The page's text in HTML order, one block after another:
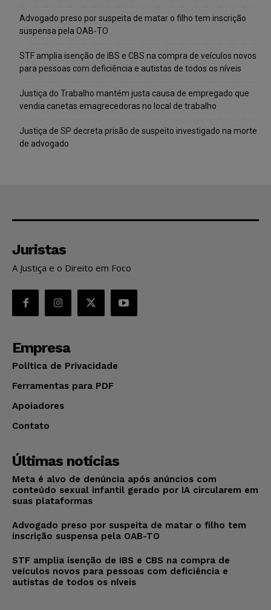
Advogado preso por suspeita de matar o filho tem inscrição
suspensa pela OAB-TO
STF amplia isenção de IBS e CBS na compra de veículos novos
para pessoas com deficiência e autistas de todos os níveis
Justiça do Trabalho mantém justa causa de empregado que
vendia canetas emagrecedoras no local de trabalho
Justiça de SP decreta prisão de suspeito investigado na morte
de advogado
Juristas
A Justiça e o Direito em Foco
Empresa
Política de Privacidade
Ferramentas para PDF
Apoiadores
Contato
Últimas notícias
Meta é alvo de denúncia após anúncios com
conteúdo sexual infantil gerado por IA circularem em
suas plataformas
Advogado preso por suspeita de matar o filho tem
inscrição suspensa pela OAB-TO
STF amplia isenção de IBS e CBS na compra de
veículos novos para pessoas com deficiência e
autistas de todos os níveis